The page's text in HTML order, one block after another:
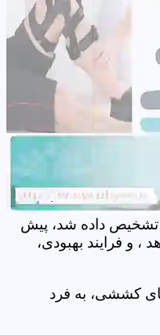
تشخیص داده شد، پیش
و فرایند بهبودی،
کششی، به فرد